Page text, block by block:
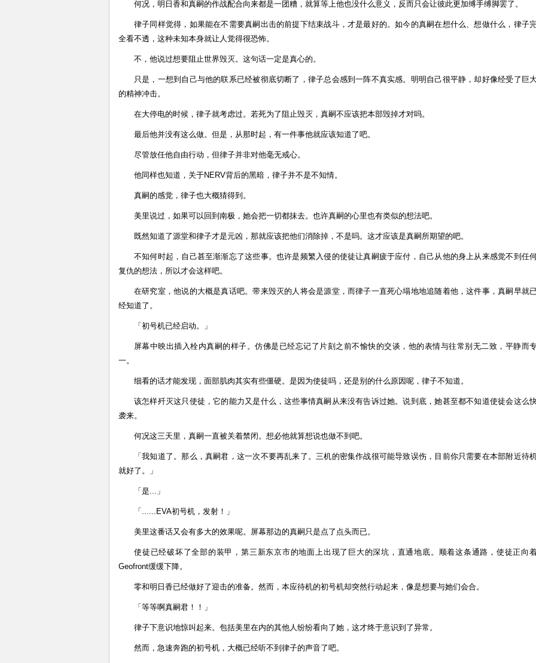
何况，明日香和真嗣的作战配合向来都是一团糟，就算等上他也没什么意义，反而只会让彼此更加缚手缚脚罢了。
律子同样觉得，如果能在不需要真嗣出击的前提下结束战斗，才是最好的。如今的真嗣在想什么、想做什么，律子
全看不透，这种未知本身就让人觉得很恐怖。
不，他说过想要阻止世界毁灭。这句话一定是真心的。
只是，一想到自己与他的联系已经被彻底切断了，律子总会感到一阵不真实感。明明自己很平静，却好像经受了巨
的精神冲击。
在大停电的时候，律子就考虑过。若死为了阻止毁灭，真嗣不应该把本部毁掉才对吗。
最后他并没有这么做。但是，从那时起，有一件事他就应该知道了吧。
尽管放任他自由行动，但律子并非对他毫无戒心。
他同样也知道，关于NERV背后的黑暗，律子并不是不知情。
真嗣的感觉，律子也大概猜得到。
美里说过，如果可以回到南极，她会把一切都抹去。也许真嗣的心里也有类似的想法吧。
既然知道了源堂和律子才是元凶，那就应该把他们消除掉，不是吗。这才应该是真嗣所期望的吧。
不知何时起，自己甚至渐渐忘了这些事。也许是频繁入侵的使徒让真嗣疲于应付，自己从他的身上从来感觉不到任
复仇的想法，所以才会这样吧。
在研究室，他说的大概是真话吧。带来毁灭的人将会是源堂，而律子一直死心塌地地追随着他，这件事，真嗣早就
经知道了。
「初号机已经启动。」
屏幕中映出插入栓内真嗣的样子。仿佛是已经忘记了片刻之前不愉快的交谈，他的表情与往常别无二致，平静而
一。
细看的话才能发现，面部肌肉其实有些僵硬。是因为使徒吗，还是别的什么原因呢，律子不知道。
该怎样歼灭这只使徒，它的能力又是什么，这些事情真嗣从来没有告诉过她。说到底，她甚至都不知道使徒会这么
袭来。
何况这三天里，真嗣一直被关着禁闭。想必他就算想说也做不到吧。
「我知道了。那么，真嗣君，这一次不要再乱来了。三机的密集作战很可能导致误伤，目前你只需要在本部附近待
就好了。」
「是...」
「......EVA初号机，发射！」
美里这番话又会有多大的效果呢。屏幕那边的真嗣只是点了点头而已。
使徒已经破坏了全部的装甲，第三新东京市的地面上出现了巨大的深坑，直通地底。顺着这条通路，使徒正向
Geofront缓缓下降。
零和明日香已经做好了迎击的准备。然而，本应待机的初号机却突然行动起来，像是想要与她们会合。
「等等啊真嗣君！！」
律子下意识地惊叫起来。包括美里在内的其他人纷纷看向了她，这才终于意识到了异常。
然而，急速奔跑的初号机，大概已经听不到律子的声音了吧。